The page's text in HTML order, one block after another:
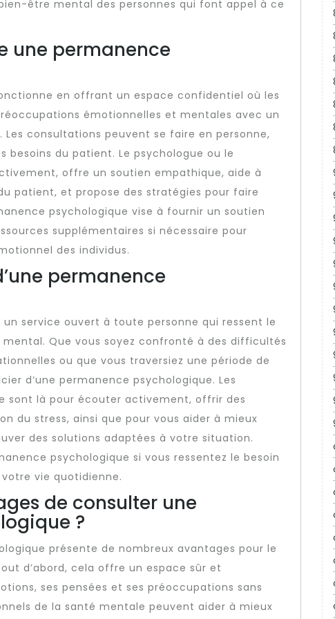
être mental des personnes qui font appel à ce
une permanence
en offrant un espace confidentiel où les
émotionnelles et mentales avec un
consultations peuvent se faire en personne,
besoins du patient. Le psychologue ou le
offre un soutien empathique, aide à
patient, et propose des stratégies pour faire
psychologique vise à fournir un soutien
supplémentaires si nécessaire pour
des individus.
permanence
service ouvert à toute personne qui ressent le
Que vous soyez confronté à des difficultés
ou que vous traversiez une période de
d’une permanence psychologique. Les
sont là pour écouter activement, offrir des
du stress, ainsi que pour vous aider à mieux
des solutions adaptées à votre situation.
psychologique si vous ressentez le besoin
vie quotidienne.
de consulter une
?
présente de nombreux avantages pour le
d’abord, cela offre un espace sûr et
ses pensées et ses préoccupations sans
de la santé mentale peuvent aider à mieux